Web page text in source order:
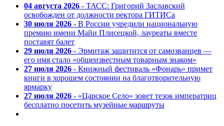
04 августа 2026 - ТАСС: Григорий Заславский
освобожден от должности ректора ГИТИСа
30 июля 2026 - В России учредили национальную
премию имени Майи Плисецкой, лауреаты вместе
поставят балет
29 июля 2026 - Эрмитаж защитится от самозванцев —
его имя стало «общеизвестным товарным знаком»
27 июля 2026 - Книжный фестиваль «Фонарь» примет
книги в хорошем состоянии на благотворительную
ярмарку
27 июля 2026 - «Царское Село» зовет тезок императриц
бесплатно посетить музейные маршруты